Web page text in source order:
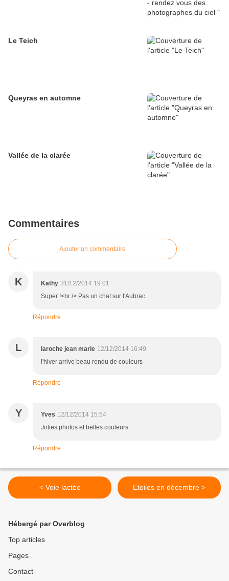
Le Teich
Queyras en automne
Vallée de la clarée
Commentaires
Ajouter un commentaire
K Kathy 31/12/2014 19:01
Super !<br /> Pas un chat sur l'Aubrac...
Répondre
L laroche jean marie 12/12/2014 16:49
l'hiver arrive beau rendu de couleurs
Répondre
Y Yves 12/12/2014 15:54
Jolies photos et belles couleurs
Répondre
< Voie lactée Etoiles en décembre >
Hébergé par Overblog
Top articles
Pages
Contact